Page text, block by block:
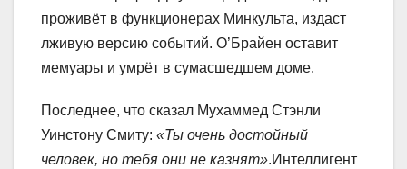
проживёт в функционерах Минкульта, издаст
лживую версию событий. О’Брайен оставит
мемуары и умрёт в сумасшедшем доме.
Последнее, что сказал Мухаммед Стэнли
Уинстону Смиту: «Ты очень достойный
человек, но тебя они не казнят».Интеллигент